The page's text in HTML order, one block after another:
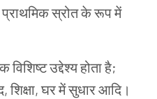
प्राथमिक स्रोत के रूप में
उद्देश्य होता है;
शिक्षा, घर में सुधार आदि।